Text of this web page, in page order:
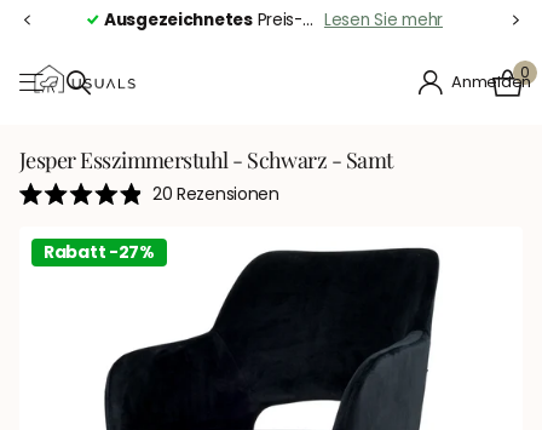
AusgezeichnetesPreis-Leistungs-Verhältnis Lesen Sie mehr
Anmelden
0
Jesper Esszimmerstuhl - Schwarz - Samt
Mit
von
20 RezensionenKlicken
um
Rabatt -27%